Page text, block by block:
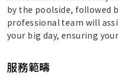
by the poolside, followed
professional team will
your big day, ensuring
服務範疇